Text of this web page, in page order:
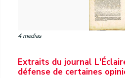
4 medias
Extraits du journal
défense de certaines